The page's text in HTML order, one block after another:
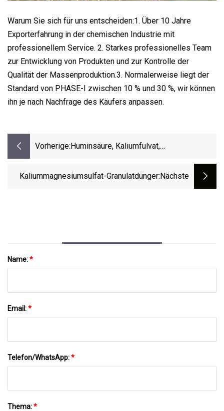
Warum Sie sich für uns entscheiden:1. Über 10 Jahre
Exporterfahrung in der chemischen Industrie mit
professionellem Service. 2. Starkes professionelles Team
zur Entwicklung von Produkten und zur Kontrolle der
Qualität der Massenproduktion.3. Normalerweise liegt der
Standard von PHASE-I zwischen 10 % und 30 %, wir können
ihn je nach Nachfrage des Käufers anpassen.
Vorherige:Huminsäure, Kaliumfulvat,
Kaliummagnesiumsulfat-Granulatdünger:nächste
Name:*
Email:*
Telefon/WhatsApp:*
Thema:*